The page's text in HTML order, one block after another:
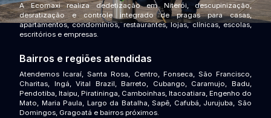
A Ecomaxi realizadedetização em Niterói , descupinização,
desratização e controle integrado de pragas para casas,
apartamentos, condomínios, restaurantes, lojas, clínicas, escolas,
escritórios e empresas.
Bairros e regiões atendidas
Atendemos Icaraí, Santa Rosa, Centro, Fonseca, São Francisco,
Charitas, Ingá, Vital Brazil, Barreto, Cubango, Caramujo, Badu,
Pendotiba, Itaipu, Piratininga, Camboinhas, Itacoatiara, Engenho do
Mato, Maria Paula, Largo da Batalha, Sapê, Cafubá, Jurujuba, São
Domingos, Gragoatá e bairros próximos.